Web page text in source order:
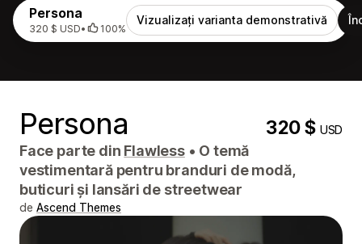
Persona
320 $ USD• 100%
Vizualizați varianta demonstrativă
Persona 320 $USD
Face parte din Flawless • O temă
vestimentară pentru branduri de modă,
buticuri și lansări de streetwear
de Ascend Themes